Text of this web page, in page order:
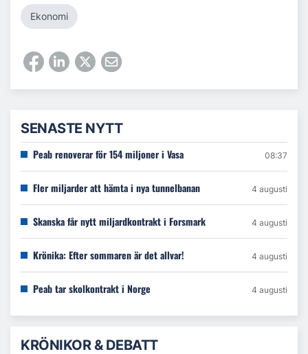
Ekonomi
SENASTE NYTT
Peab renoverar för 154 miljoner i Vasa 08:37
Fler miljarder att hämta i nya tunnelbanan 4 augusti
Skanska får nytt miljardkontrakt i Forsmark 4 augusti
Krönika: Efter sommaren är det allvar! 4 augusti
Peab tar skolkontrakt i Norge 4 augusti
KRÖNIKOR & DEBATT